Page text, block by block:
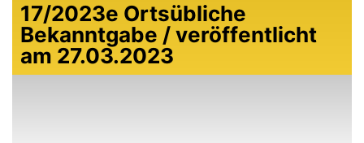
17/2023e Ortsübliche
Bekanntgabe / veröffentlicht
am 27.03.2023